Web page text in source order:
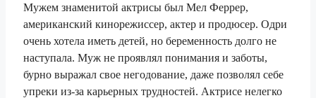
Мужем знаменитой актрисы был Мел Феррер,
американский кинорежиссер, актер и продюсер. Одри
очень хотела иметь детей, но беременность долго не
наступала. Муж не проявлял понимания и заботы,
бурно выражал свое негодование, даже позволял себе
упреки из-за карьерных трудностей. Актрисе нелегко